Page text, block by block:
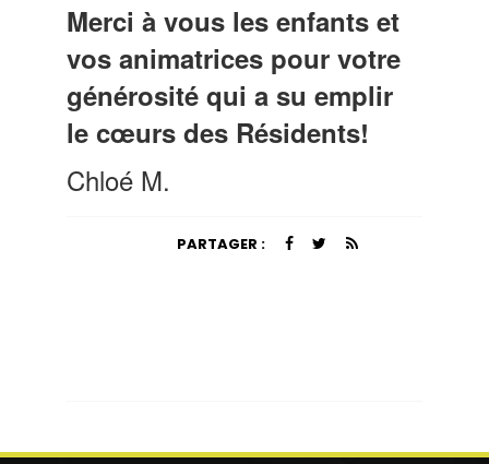
Merci à vous les enfants et
vos animatrices pour votre
générosité qui a su emplir
le cœurs des Résidents!
Chloé M.
PARTAGER :